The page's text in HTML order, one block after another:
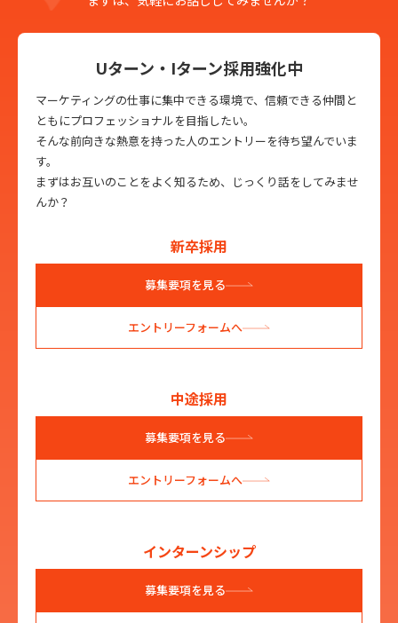
Uターン・Iターン採用強化中
マーケティングの仕事に集中できる環境で、信頼できる仲間と
ともにプロフェッショナルを目指したい。
そんな前向きな熱意を持った人のエントリーを待ち望んでいま
す。
まずはお互いのことをよく知るため、じっくり話をしてみませ
んか？
新卒採用
募集要項を見る
エントリーフォームへ
中途採用
募集要項を見る
エントリーフォームへ
インターンシップ
募集要項を見る